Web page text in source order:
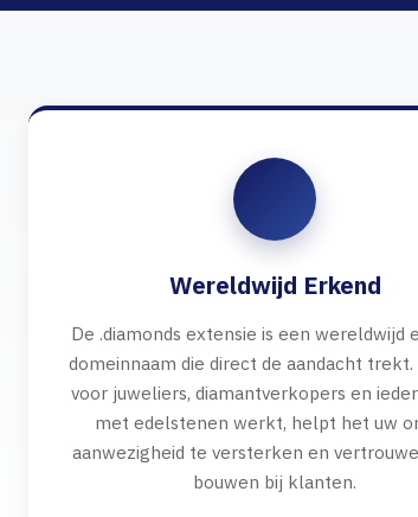
Wereldwijd Erkend
De .diamonds extensie is een wereldwijd
domeinnaam die direct de aandacht
voor juweliers, diamantverkopers en
met edelstenen werkt, helpt het uw
aanwezigheid te versterken en
bouwen bij klanten.